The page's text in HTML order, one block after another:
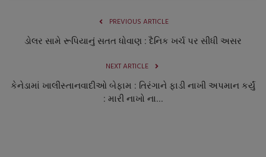
PREVIOUS ARTICLE
ડોલર સામે રૂપિયાનું સતત ધોવાણ : દૈનિક ખર્ચ પર સીધી અસર
NEXT ARTICLE
કેનેડામાં ખાલીસ્તાનવાદીઓ બેફામ : તિરંગાને ફાડી નાખી અપમાન કર્યું
: મારી નાખો ના...